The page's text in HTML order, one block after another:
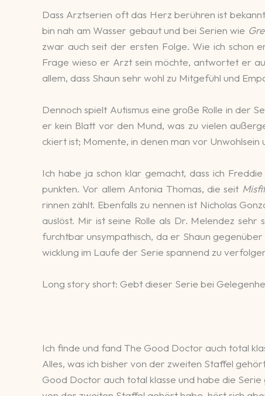
Dass Arztserien oft das Herz be­rühren ist
bin nah am Wasser ge­baut und bei Serien wie
zwar auch seit der ersten Folge. Wie ich schon
Frage wieso er Arzt sein möchte, ant­wortet er
allem, dass Shaun sehr wohl zu Mit­ge­fühl und
Dennoch spielt Autis­mus eine große Rolle in der
er kein Blatt vor den Mund, was zu vie­len
ckiert ist; Mo­mente, in denen man vor
Ich habe ja schon klar ge­macht, dass ich
punk­ten. Vor allem Anto­nia Thomas, die seit
rinnen zählt. Ebenfalls zu nennen ist Nicho­las
aus­löst. Mir ist seine Rolle als Dr. Melen­dez
furcht­bar un­sym­pa­thisch, da er Shaun
wicklung im Laufe der Serie spannend zu
Long story short: Gebt dieser Serie bei
Ich finde und fand The Good Doctor auch total
Alles, was ich bisher von der zweiten Staffel
Good Doctor auch total klasse und habe die